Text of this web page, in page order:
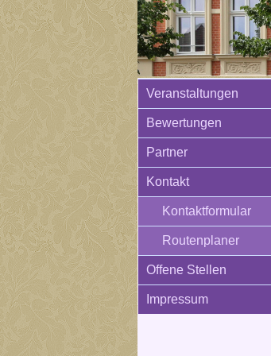
Veranstaltungen
Bewertungen
Partner
Kontakt
Kontaktformular
Routenplaner
Offene Stellen
Impressum